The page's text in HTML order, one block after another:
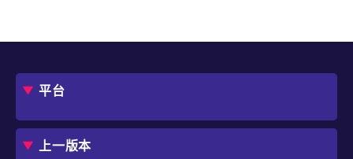
平台
概述
框架
评估指南
Jmix 适合我的项目吗？
上一版本